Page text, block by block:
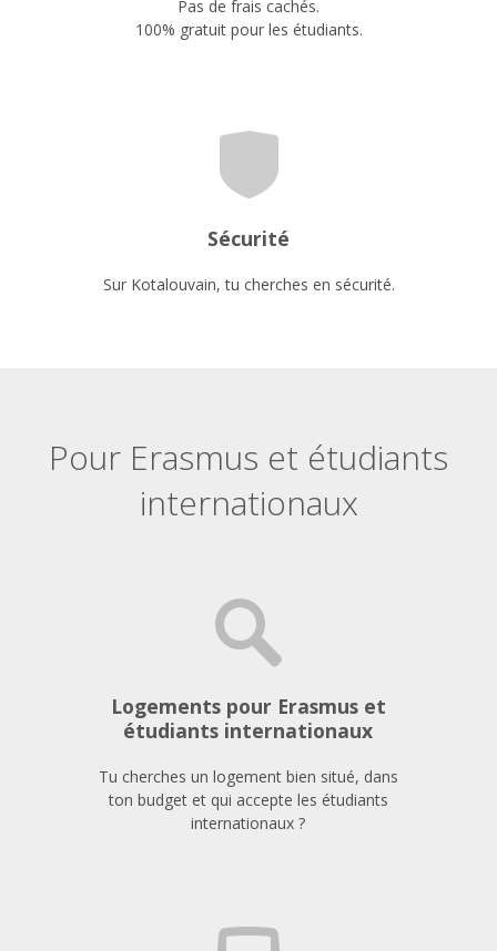
Pas de frais cachés.
100% gratuit pour les étudiants.
Sécurité
Sur Kotalouvain, tu cherches en sécurité.
Pour Erasmus et étudiants
internationaux
Logements pour Erasmus et
étudiants internationaux
Tu cherches un logement bien situé, dans
ton budget et qui accepte les étudiants
internationaux ?